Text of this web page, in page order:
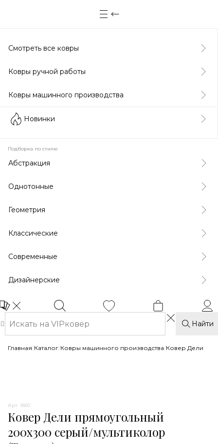
Смотреть все ковры
Ковры ручной работы
Ковры машинного производства
Новинки
Подборка по стилю
Абстракция
Однотонные
Геометрия
Классические
Современные
Дизайнерские
Найти
Главная/Каталог/Ковры машинного производства/Ковер Дели
Арт. 1850
Ковер Дели прямоугольный
200x300 серый/мультиколор